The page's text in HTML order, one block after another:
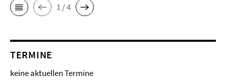
1 / 4
TERMINE
keine aktuellen Termine